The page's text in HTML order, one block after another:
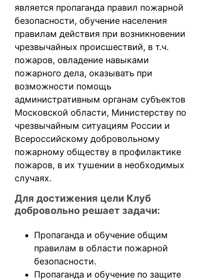
является пропаганда правил пожарной
безопасности, обучение населения
правилам действия при возникновении
чрезвычайных происшествий, в т.ч.
пожаров, овладение навыками
пожарного дела, оказывать при
возможности помощь
административным органам субъектов
Московской области, Министерству по
чрезвычайным ситуациям России и
Всероссийскому добровольному
пожарному обществу в профилактике
пожаров, в их тушении в необходимых
случаях.
Для достижения цели Клуб
добровольно решает задачи:
Пропаганда и обучение общим
правилам в области пожарной
безопасности.
Пропаганда и обучение по защите